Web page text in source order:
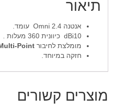
תיאור
אנטנה 2.4 Omni עומד.
dBi10 כיוונית 360 מעלות .
מומלצת לחיבור Point
חזקה במיוחד.
מוצרים קשורים